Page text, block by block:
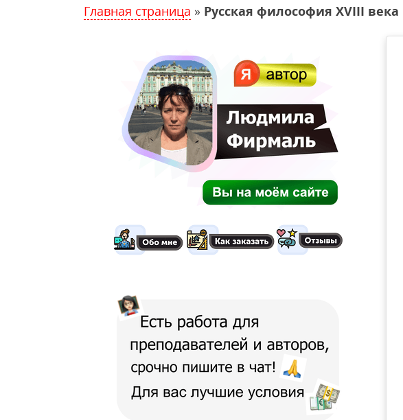
Главная страница » Русская философия XVIII века